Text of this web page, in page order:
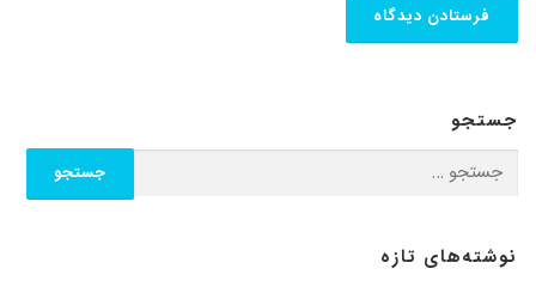
جستجو
نوشته‌های تازه